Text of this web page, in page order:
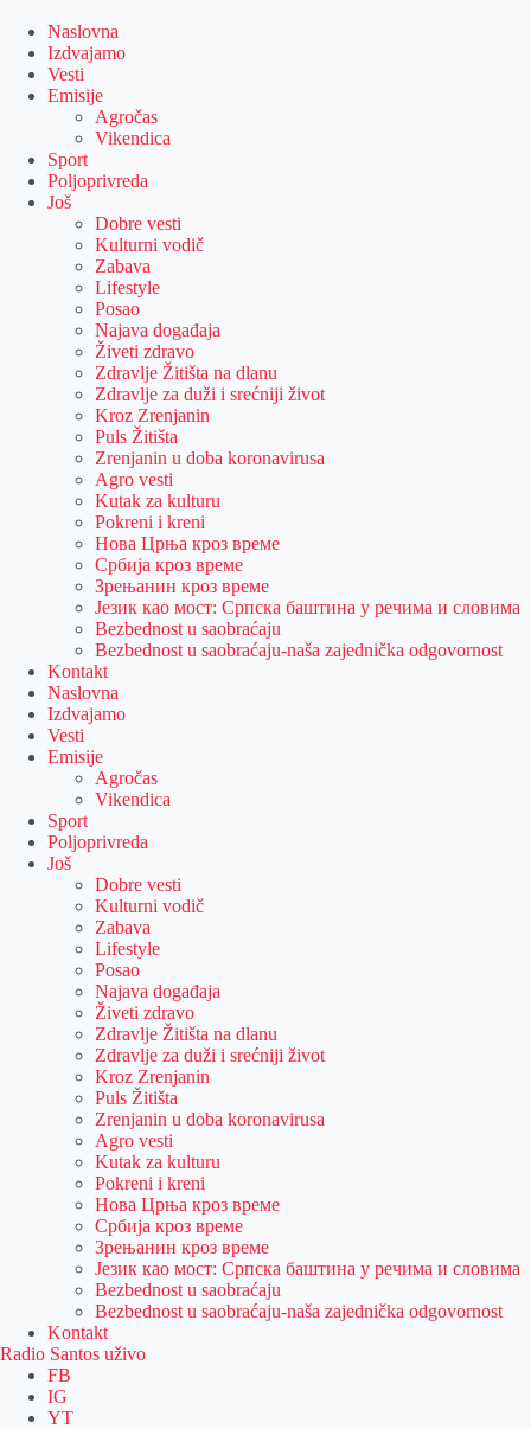
content
Naslovna
Izdvajamo
Vesti
Emisije
Agročas
Vikendica
Sport
Poljoprivreda
Još
Dobre vesti
Kulturni vodič
Zabava
Lifestyle
Posao
Najava događaja
Živeti zdravo
Zdravlje Žitišta na dlanu
Zdravlje za duži i srećniji život
Kroz Zrenjanin
Puls Žitišta
Zrenjanin u doba koronavirusa
Agro vesti
Kutak za kulturu
Pokreni i kreni
Нова Црња кроз време
Србија кроз време
Зрењанин кроз време
Језик као мост: Српска баштина у речима и словима
Bezbednost u saobraćaju
Bezbednost u saobraćaju-naša zajednička odgovornost
Kontakt
Naslovna
Izdvajamo
Vesti
Emisije
Agročas
Vikendica
Sport
Poljoprivreda
Još
Dobre vesti
Kulturni vodič
Zabava
Lifestyle
Posao
Najava događaja
Živeti zdravo
Zdravlje Žitišta na dlanu
Zdravlje za duži i srećniji život
Kroz Zrenjanin
Puls Žitišta
Zrenjanin u doba koronavirusa
Agro vesti
Kutak za kulturu
Pokreni i kreni
Нова Црња кроз време
Србија кроз време
Зрењанин кроз време
Језик као мост: Српска баштина у речима и словима
Bezbednost u saobraćaju
Bezbednost u saobraćaju-naša zajednička odgovornost
Kontakt
Radio Santos uživo
FB
IG
YT